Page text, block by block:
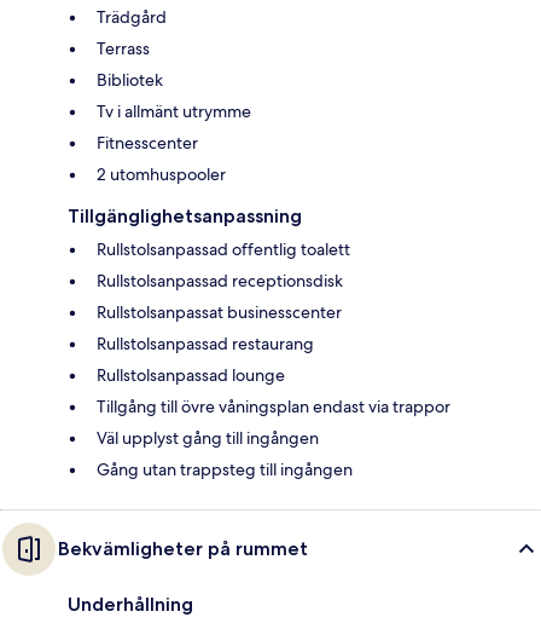
Trädgård
Terrass
Bibliotek
Tv i allmänt utrymme
Fitnesscenter
2 utomhuspooler
Tillgänglighetsanpassning
Rullstolsanpassad offentlig toalett
Rullstolsanpassad receptionsdisk
Rullstolsanpassat businesscenter
Rullstolsanpassad restaurang
Rullstolsanpassad lounge
Tillgång till övre våningsplan endast via trappor
Väl upplyst gång till ingången
Gång utan trappsteg till ingången
Bekvämligheter på rummet
Underhållning